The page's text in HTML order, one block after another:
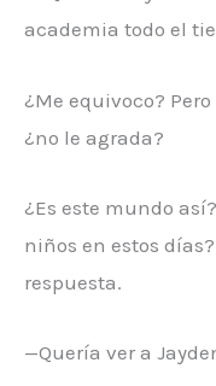
academia todo el
¿Me equivoco?
¿no le agrada?
¿Es este mundo
niños en estos
respuesta.
—Quería ver a